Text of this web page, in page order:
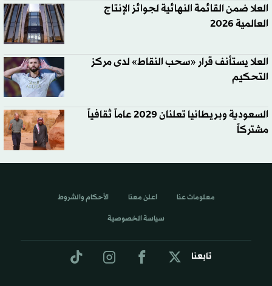
العلا ضمن القائمة النهائية لجوائز الإنتاج
العالمية 2026
العلا يستأنف قرار «سحب النقاط» لدى مركز
التحكيم
السعودية وبريطانيا تعلنان 2029 عاماً ثقافياً
مشتركاً
تابعنا
معلومات عنا اعلن معنا الأحكام والشروط
سياسة الخصوصية